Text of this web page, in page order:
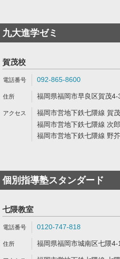
九大進学ゼミ
賀茂校
092-865-8600
福岡県福岡市早良区賀茂4-
福岡市営地下鉄七隈線 賀
福岡市営地下鉄七隈線 次
福岡市営地下鉄七隈線 野
個別指導塾スタンダード
七隈教室
0120-747-818
福岡県福岡市城南区七隈